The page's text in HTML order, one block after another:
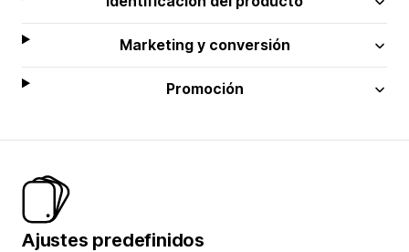
Marketing y conversión
Promoción
Ajustes predefinidos